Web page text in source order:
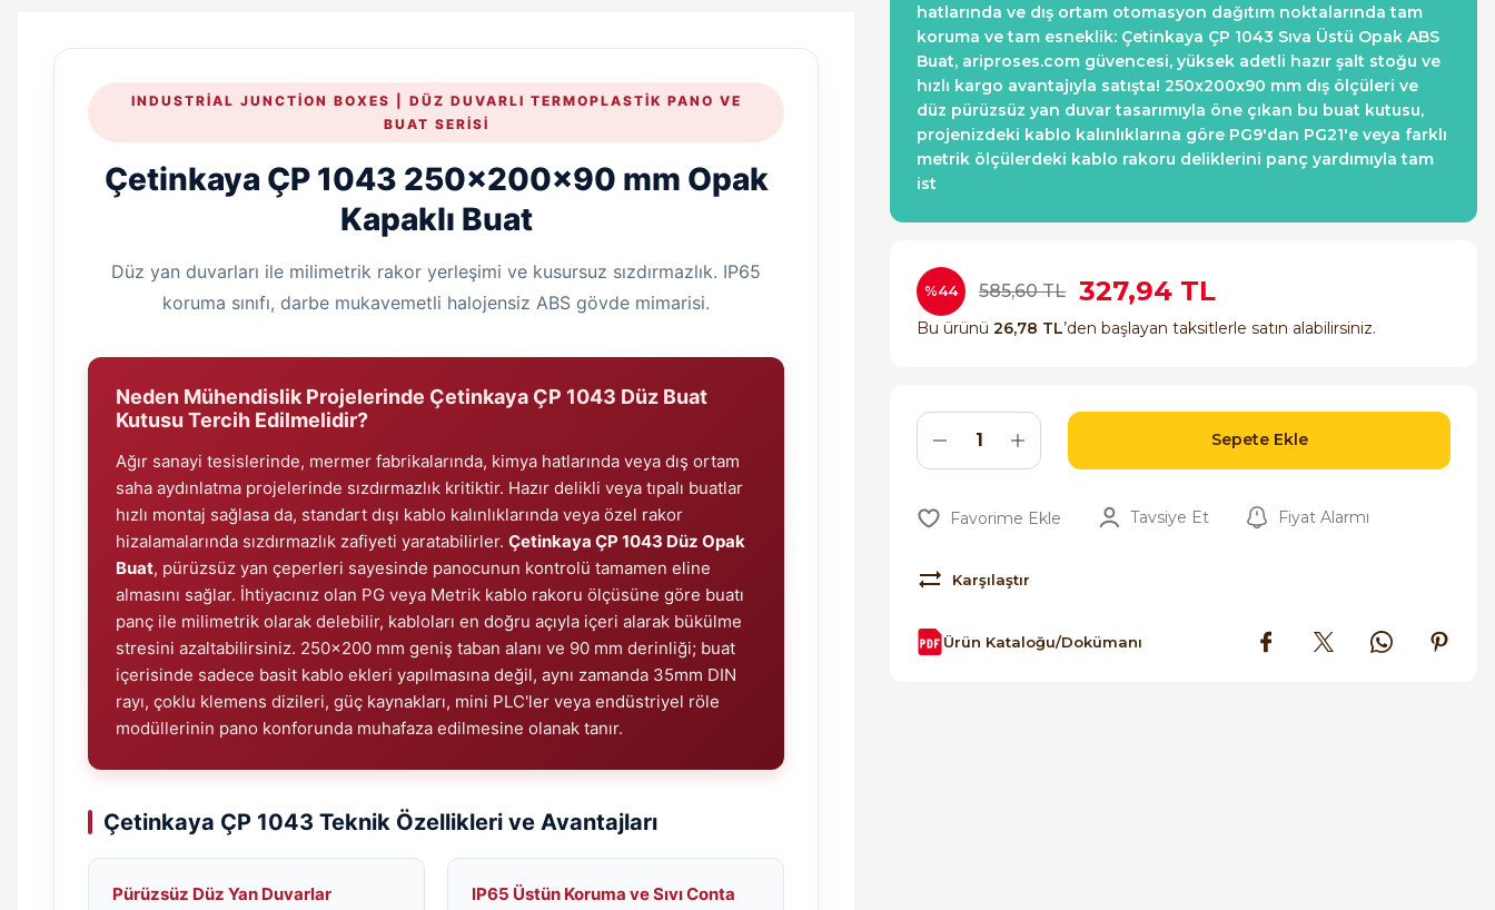
INDUSTRIAL JUNCTION BOXES | DÜZ DUVARLI TERMOPLASTIK PANO VE
BUAT SERISI
Çetinkaya ÇP 1043 250x200x90 mm Opak
Kapaklı Buat
Düz yan duvarları ile milimetrik rakor yerleşimi ve kusursuz sızdırmazlık. IP65
koruma sınıfı, darbe mukavemetli halojensiz ABS gövde mimarisi.
Neden Mühendislik Projelerinde Çetinkaya ÇP 1043 Düz Buat
Kutusu Tercih Edilmelidir?
Ağır sanayi tesislerinde, mermer fabrikalarında, kimya hatlarında veya dış ortam
saha aydınlatma projelerinde sızdırmazlık kritiktir. Hazır delikli veya tıpalı buatlar
hızlı montaj sağlasa da, standart dışı kablo kalınlıklarında veya özel rakor
hizalamalarında sızdırmazlık zafiyeti yaratabilirler. Çetinkaya ÇP 1043 Düz Opak
Buat, pürüzsüz yan çeperleri sayesinde panocunun kontrolü tamamen eline
almasını sağlar. İhtiyacınız olan PG veya Metrik kablo rakoru ölçüsüne göre buatı
panç ile milimetrik olarak delebilir, kabloları en doğru açıyla içeri alarak bükülme
stresini azaltabilirsiniz. 250x200 mm geniş taban alanı ve 90 mm derinliği; buat
içerisinde sadece basit kablo ekleri yapılmasına değil, aynı zamanda 35mm DIN
rayı, çoklu klemens dizileri, güç kaynakları, mini PLC'ler veya endüstriyel röle
modüllerinin pano konforunda muhafaza edilmesine olanak tanır.
Çetinkaya ÇP 1043 Teknik Özellikleri ve Avantajları
Pürüzsüz Düz Yan Duvarlar IP65 Üstün Koruma ve Sıvı Conta
hatlarında ve dış ortam otomasyon dağıtım noktalarında tam
koruma ve tam esneklik: Çetinkaya ÇP 1043 Sıva Üstü Opak ABS
Buat, ariproses.com güvencesi, yüksek adetli hazır şalt stoğu ve
hızlı kargo avantajıyla satışta! 250x200x90 mm dış ölçüleri ve
düz pürüzsüz yan duvar tasarımıyla öne çıkan bu buat kutusu,
projenizdeki kablo kalınlıklarına göre PG9'dan PG21'e veya farklı
metrik ölçülerdeki kablo rakoru deliklerini panç yardımıyla tam
ist
%44 585,60 TL 327,94 TL
Bu ürünü 26,78 TL’den başlayan taksitlerle satın alabilirsiniz.
Sepete Ekle
Tavsiye Et Fiyat Alarmı
Karşılaştır
Ürün Kataloğu/Dokümanı